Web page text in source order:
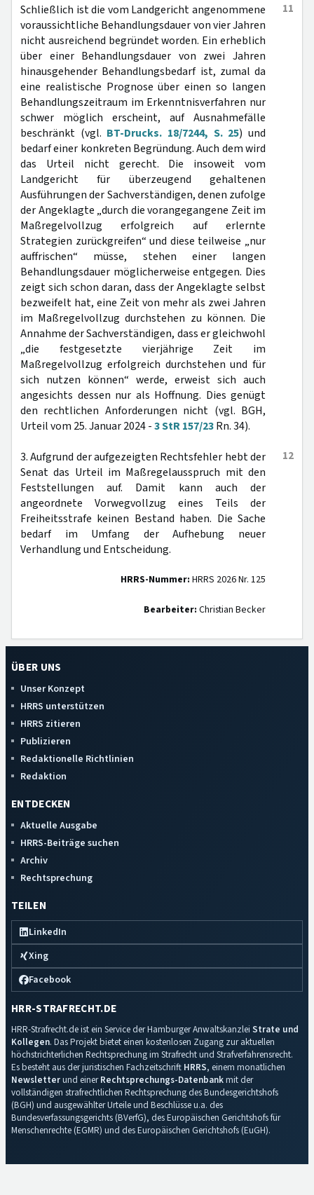
11
Schließlich ist die vom Landgericht angenommene
voraussichtliche Behandlungsdauer von vier Jahren
nicht ausreichend begründet worden. Ein erheblich
über einer Behandlungsdauer von zwei Jahren
hinausgehender Behandlungsbedarf ist, zumal da
eine realistische Prognose über einen so langen
Behandlungszeitraum im Erkenntnisverfahren nur
schwer möglich erscheint, auf Ausnahmefälle
beschränkt (vgl. BT-Drucks. 18/7244, S. 25) und
bedarf einer konkreten Begründung. Auch dem wird
das Urteil nicht gerecht. Die insoweit vom
Landgericht für überzeugend gehaltenen
Ausführungen der Sachverständigen, denen zufolge
der Angeklagte „durch die vorangegangene Zeit im
Maßregelvollzug erfolgreich auf erlernte
Strategien zurückgreifen“ und diese teilweise „nur
auffrischen“ müsse, stehen einer langen
Behandlungsdauer möglicherweise entgegen. Dies
zeigt sich schon daran, dass der Angeklagte selbst
bezweifelt hat, eine Zeit von mehr als zwei Jahren
im Maßregelvollzug durchstehen zu können. Die
Annahme der Sachverständigen, dass er gleichwohl
„die festgesetzte vierjährige Zeit im
Maßregelvollzug erfolgreich durchstehen und für
sich nutzen können“ werde, erweist sich auch
angesichts dessen nur als Hoffnung. Dies genügt
den rechtlichen Anforderungen nicht (vgl. BGH,
Urteil vom 25. Januar 2024 -3 StR 157/23Rn. 34).
12
3. Aufgrund der aufgezeigten Rechtsfehler hebt der
Senat das Urteil im Maßregelausspruch mit den
Feststellungen auf. Damit kann auch der
angeordnete Vorwegvollzug eines Teils der
Freiheitsstrafe keinen Bestand haben. Die Sache
bedarf im Umfang der Aufhebung neuer
Verhandlung und Entscheidung.
HRRS-Nummer: HRRS 2026 Nr. 125
Bearbeiter: Christian Becker
ÜBER UNS
Unser Konzept
HRRS unterstützen
HRRS zitieren
Publizieren
Redaktionelle Richtlinien
Redaktion
ENTDECKEN
Aktuelle Ausgabe
HRRS-Beiträge suchen
Archiv
Rechtsprechung
TEILEN
LinkedIn
Xing
Facebook
HRR-STRAFRECHT.DE
HRR-Strafrecht.de ist ein Service der Hamburger Anwaltskanzlei Strate und
Kollegen. Das Projekt bietet einen kostenlosen Zugang zur aktuellen
höchstrichterlichen Rechtsprechung im Strafrecht und Strafverfahrensrecht.
Es besteht aus der juristischen Fachzeitschrift HRRS, einem monatlichen
Newsletterund einerRechtsprechungs-Datenbankmit der
vollständigen strafrechtlichen Rechtsprechung des Bundesgerichtshofs
(BGH) und ausgewählter Urteile und Beschlüsse u.a. des
Bundesverfassungsgerichts (BVerfG), des Europäischen Gerichtshofs für
Menschenrechte (EGMR) und des Europäischen Gerichtshofs (EuGH).